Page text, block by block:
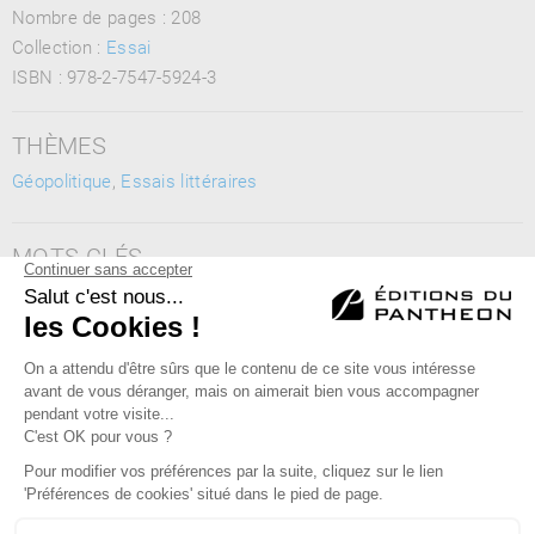
Nombre de pages : 208
Collection : Essai
ISBN : 978-2-7547-5924-3
THÈMES
Géopolitique, Essais littéraires
MOTS CLÉS
vérité, fiction, fantasme, économie, concurrence, Chine,
Europe, USA, commerce, culture
Éditions du Panthéon - 12, rue Antoine Bourdelle
75015 Paris
01 43 71 14 72